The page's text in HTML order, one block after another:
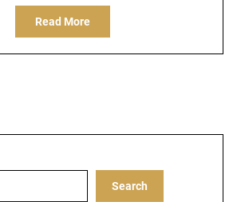
Read More
Search